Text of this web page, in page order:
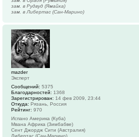
зам. в Рудвуд (Ямайка)
зам. в Либертас (Сан-Марино)
mazder
Эксперт
Сообщений: 5375
Благодарностей: 1368
Зарегистрирован: 14 фев 2009, 23:44
Откуда: Рязань, Россия
Рейтинг: 970
Испано Америка (Куба)
Мвана Африка (Зимбабве)
Сент Джордж Сити (Австралия)
Либертас (Сан-Марино)